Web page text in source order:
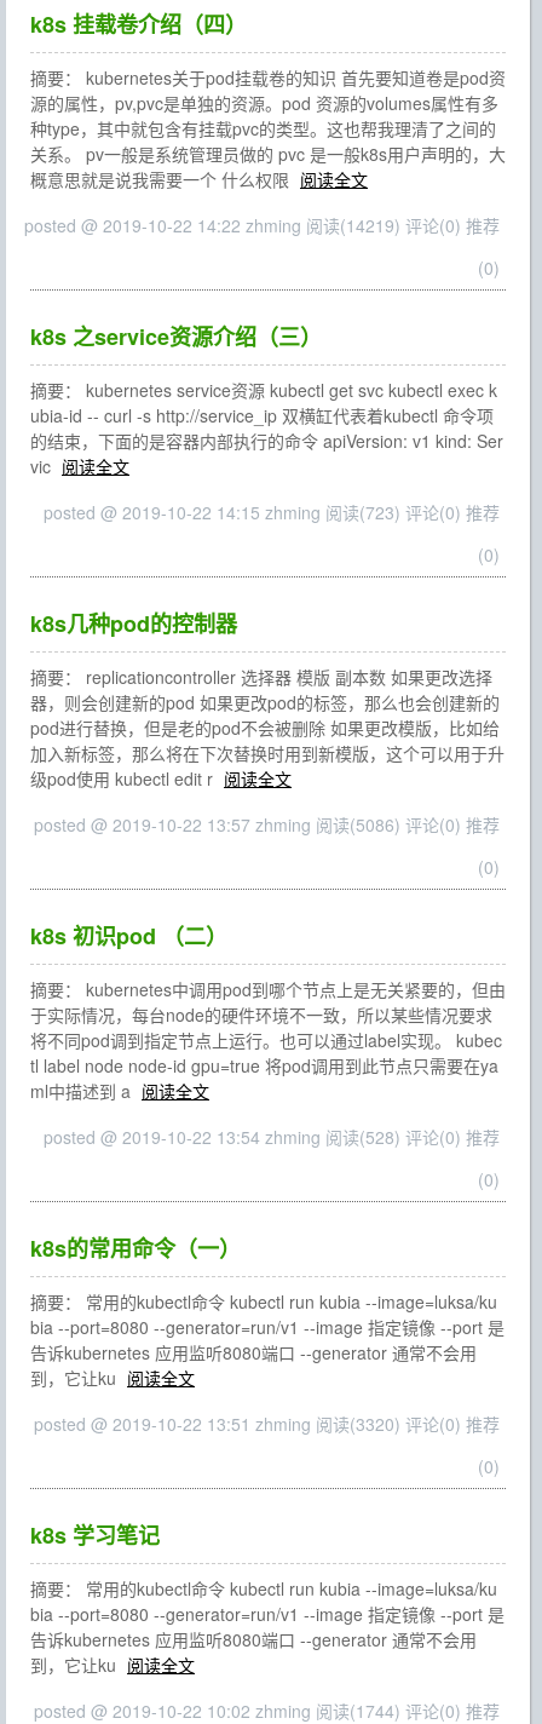
k8s 挂载卷介绍（四）
摘要： kubernetes关于pod挂载卷的知识 首先要知道卷是pod资
源的属性，pv,pvc是单独的资源。pod 资源的volumes属性有多
种type，其中就包含有挂载pvc的类型。这也帮我理清了之间的
关系。 pv一般是系统管理员做的 pvc 是一般k8s用户声明的，大
概意思就是说我需要一个 什么权限 阅读全文
posted @ 2019-10-22 14:22 zhming 阅读(14219) 评论(0) 推荐
(0)
k8s 之service资源介绍（三）
摘要： kubernetes service资源 kubectl get svc kubectl exec k
ubia-id -- curl -s http://service_ip 双横缸代表着kubectl 命令项
的结束，下面的是容器内部执行的命令 apiVersion: v1 kind: Ser
vic 阅读全文
posted @ 2019-10-22 14:15 zhming 阅读(723) 评论(0) 推荐
(0)
k8s几种pod的控制器
摘要： replicationcontroller 选择器 模版 副本数 如果更改选择
器，则会创建新的pod 如果更改pod的标签，那么也会创建新的
pod进行替换，但是老的pod不会被删除 如果更改模版，比如给
加入新标签，那么将在下次替换时用到新模版，这个可以用于升
级pod使用 kubectl edit r 阅读全文
posted @ 2019-10-22 13:57 zhming 阅读(5086) 评论(0) 推荐
(0)
k8s 初识pod （二）
摘要： kubernetes中调用pod到哪个节点上是无关紧要的，但由
于实际情况，每台node的硬件环境不一致，所以某些情况要求
将不同pod调到指定节点上运行。也可以通过label实现。 kubec
tl label node node-id gpu=true 将pod调用到此节点只需要在ya
ml中描述到 a 阅读全文
posted @ 2019-10-22 13:54 zhming 阅读(528) 评论(0) 推荐
(0)
k8s的常用命令（一）
摘要： 常用的kubectl命令 kubectl run kubia --image=luksa/ku
bia --port=8080 --generator=run/v1 --image 指定镜像 --port 是
告诉kubernetes 应用监听8080端口 --generator 通常不会用
到，它让ku 阅读全文
posted @ 2019-10-22 13:51 zhming 阅读(3320) 评论(0) 推荐
(0)
k8s 学习笔记
摘要： 常用的kubectl命令 kubectl run kubia --image=luksa/ku
bia --port=8080 --generator=run/v1 --image 指定镜像 --port 是
告诉kubernetes 应用监听8080端口 --generator 通常不会用
到，它让ku 阅读全文
posted @ 2019-10-22 10:02 zhming 阅读(1744) 评论(0) 推荐